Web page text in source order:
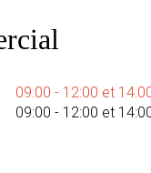
09:00 - 12:00 et
09:00 - 12:00 et